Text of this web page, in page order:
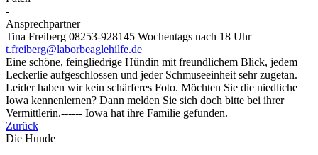
-
Ansprechpartner
Tina Freiberg 08253-928145 Wochentags nach 18 Uhr
t.freiberg@laborbeaglehilfe.de
Eine schöne, feingliedrige Hündin mit freundlichem Blick, jedem
Leckerlie aufgeschlossen und jeder Schmuseeinheit sehr zugetan.
Leider haben wir kein schärferes Foto. Möchten Sie die niedliche
Iowa kennenlernen? Dann melden Sie sich doch bitte bei ihrer
Vermittlerin.------ Iowa hat ihre Familie gefunden.
Zurück
Die Hunde